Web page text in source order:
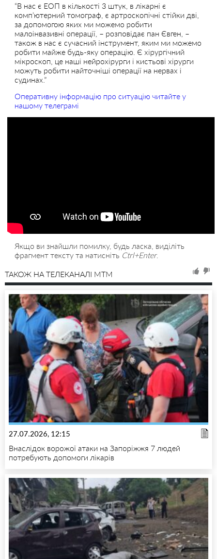
“В нас є ЕОП в кількості 3 штук, в лікарні є
комп’ютерний томограф, є артроскопічні стійки дві,
за допомогою яких ми можемо робити
малоінвазивні операції, – розповідає пан Євген, –
також в нас є сучасний інструмент, яким ми можемо
робити майже будь-яку операцію. Є хірургічний
мікроскоп, це наші нейрохірурги і кистьові хірурги
можуть робити найточніші операції на нервах і
судинах.”
Оперативну інформацію про ситуацію читайте у
нашому телеграмі
Якщо ви знайшли помилку, будь ласка, виділіть
фрагмент тексту та натисніть Ctrl+Enter.
ТАКОЖ НА ТЕЛЕКАНАЛІ MTM
27.07.2026, 12:15
Внаслідок ворожої атаки на Запоріжжя 7 людей
потребують допомоги лікарів